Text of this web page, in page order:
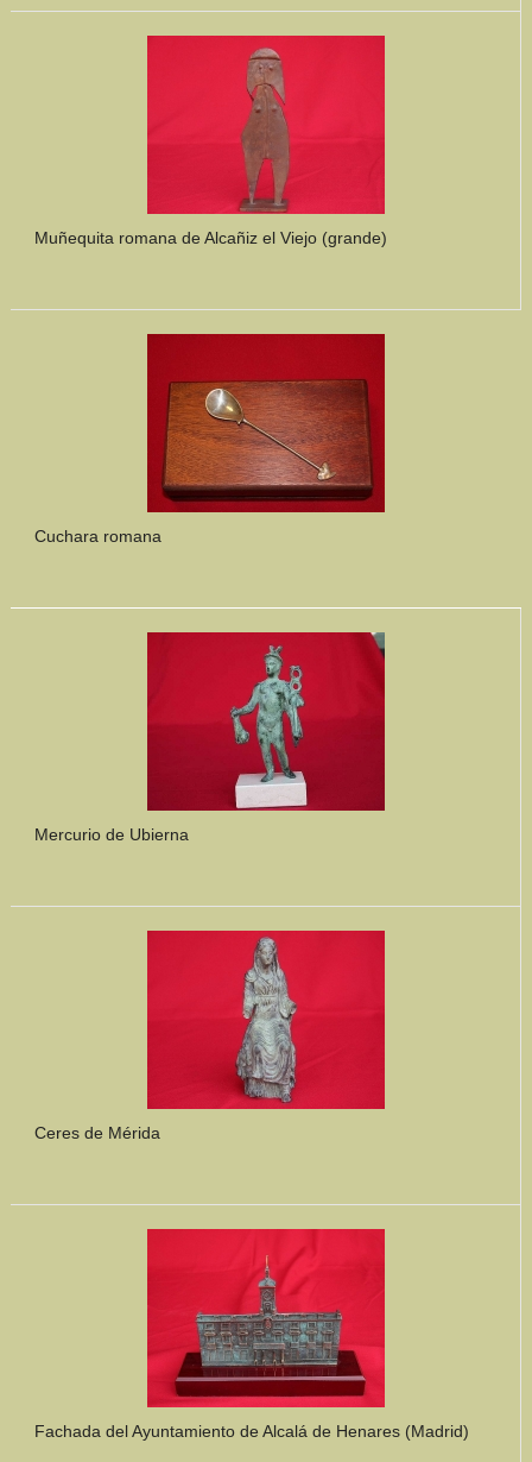
Muñequita romana de Alcañiz el Viejo (grande)
Cuchara romana
Mercurio de Ubierna
Ceres de Mérida
Fachada del Ayuntamiento de Alcalá de Henares (Madrid)